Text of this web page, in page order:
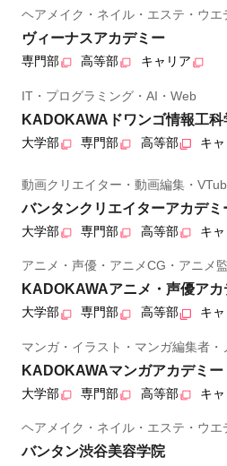
ヘアメイク・ネイル・エステ・ウエ
ヴィーナスアカデミー
専門部 高等部 キャリア
IT・プログラミング・AI・Web
KADOKAWAドワンゴ情報工科
大学部 専門部 高等部 キ
動画クリエイター・動画編集・
バンタンクリエイターアカデミ
大学部 専門部 高等部 キ
アニメ・声優・アニメCG・アニメ
KADOKAWAアニメ・声優アカ
大学部 専門部 高等部 キ
マンガ・イラスト・マンガ編集者・
KADOKAWAマンガアカデミー
大学部 専門部 高等部 キ
ヘアメイク・ネイル・エステ・ウエ
バンタン渋谷美容学院